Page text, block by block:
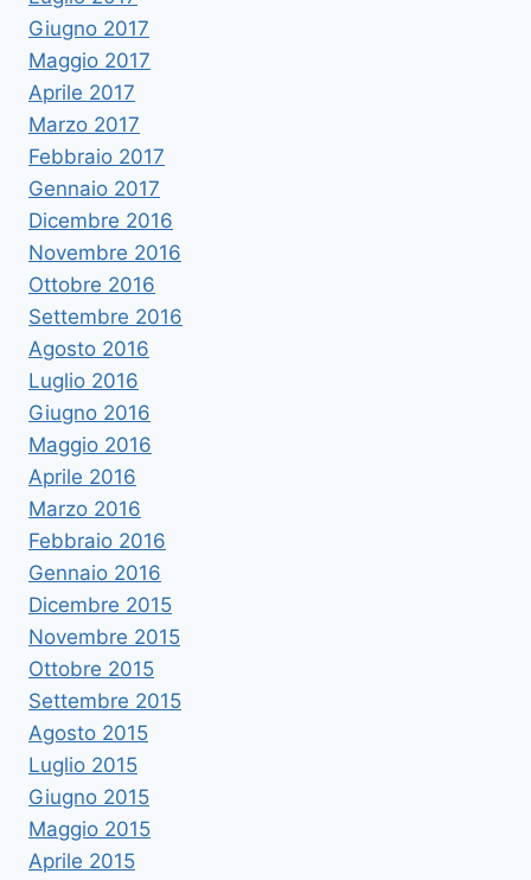
Giugno 2017
Maggio 2017
Aprile 2017
Marzo 2017
Febbraio 2017
Gennaio 2017
Dicembre 2016
Novembre 2016
Ottobre 2016
Settembre 2016
Agosto 2016
Luglio 2016
Giugno 2016
Maggio 2016
Aprile 2016
Marzo 2016
Febbraio 2016
Gennaio 2016
Dicembre 2015
Novembre 2015
Ottobre 2015
Settembre 2015
Agosto 2015
Luglio 2015
Giugno 2015
Maggio 2015
Aprile 2015